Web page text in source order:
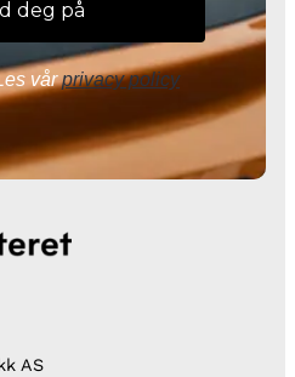
vårprivacy policy
AS